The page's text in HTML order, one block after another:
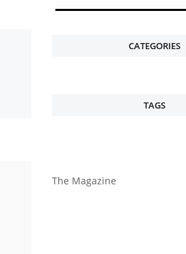
CATEGORIES
TAGS
The Magazine